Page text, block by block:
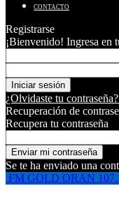
CONTACTO
Registrarse
¡Bienvenido! Ingresa en
¿Olvidaste tu
Recuperación de
Recupera tu contraseña
Se te ha enviado una
FM GOLD ORAN